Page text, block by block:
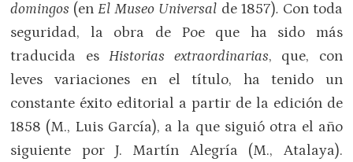
domingos (enEl Museo Universal de 1857). Con toda
seguridad, la obra de Poe que ha sido más
traducida es Historias extraordinarias, que, con
leves variaciones en el título, ha tenido un
constante éxito editorial a partir de la edición de
1858 (M., Luis García), a la que siguió otra el año
siguiente por J. Martín Alegría (M., Atalaya).